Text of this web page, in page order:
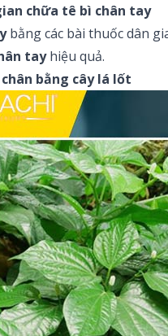
chữa tê bì chân tay
bằng các bài thuốc dân
tayhiệu quả.
bằng cây lá lốt